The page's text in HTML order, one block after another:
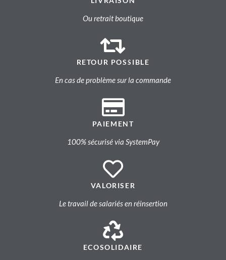
Ou retrait boutique
RETOUR POSSIBLE
En cas de problème sur la commande
PAIEMENT
100% sécurisé via SystemPay
VALORISER
Le travail de salariés en réinsertion
ECOSOLIDAIRE